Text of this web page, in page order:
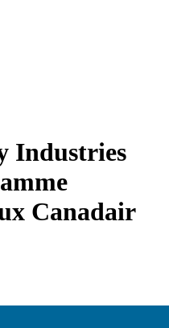
Industries
Canadair